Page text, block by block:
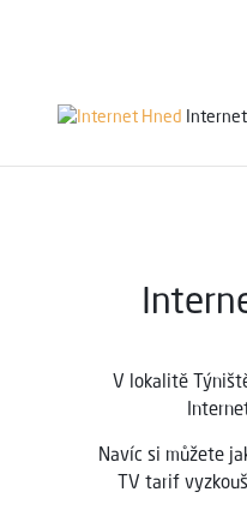
V lokalitě
Navíc si můžete
TV tarif